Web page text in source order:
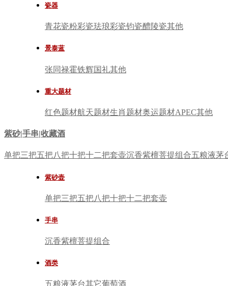
瓷器
青花瓷粉彩瓷珐琅彩瓷钧瓷醴陵瓷其他
景泰蓝
张同禄霍铁辉国礼其他
重大题材
红色题材航天题材生肖题材奥运题材APEC其他
紫砂|手串|收藏酒
单把三把五把八把十把十二把套壶沉香紫檀菩提组合五粮液茅
紫砂壶
单把三把五把八把十把十二把套壶
手串
沉香紫檀菩提组合
酒类
五粮液茅台其它葡萄酒